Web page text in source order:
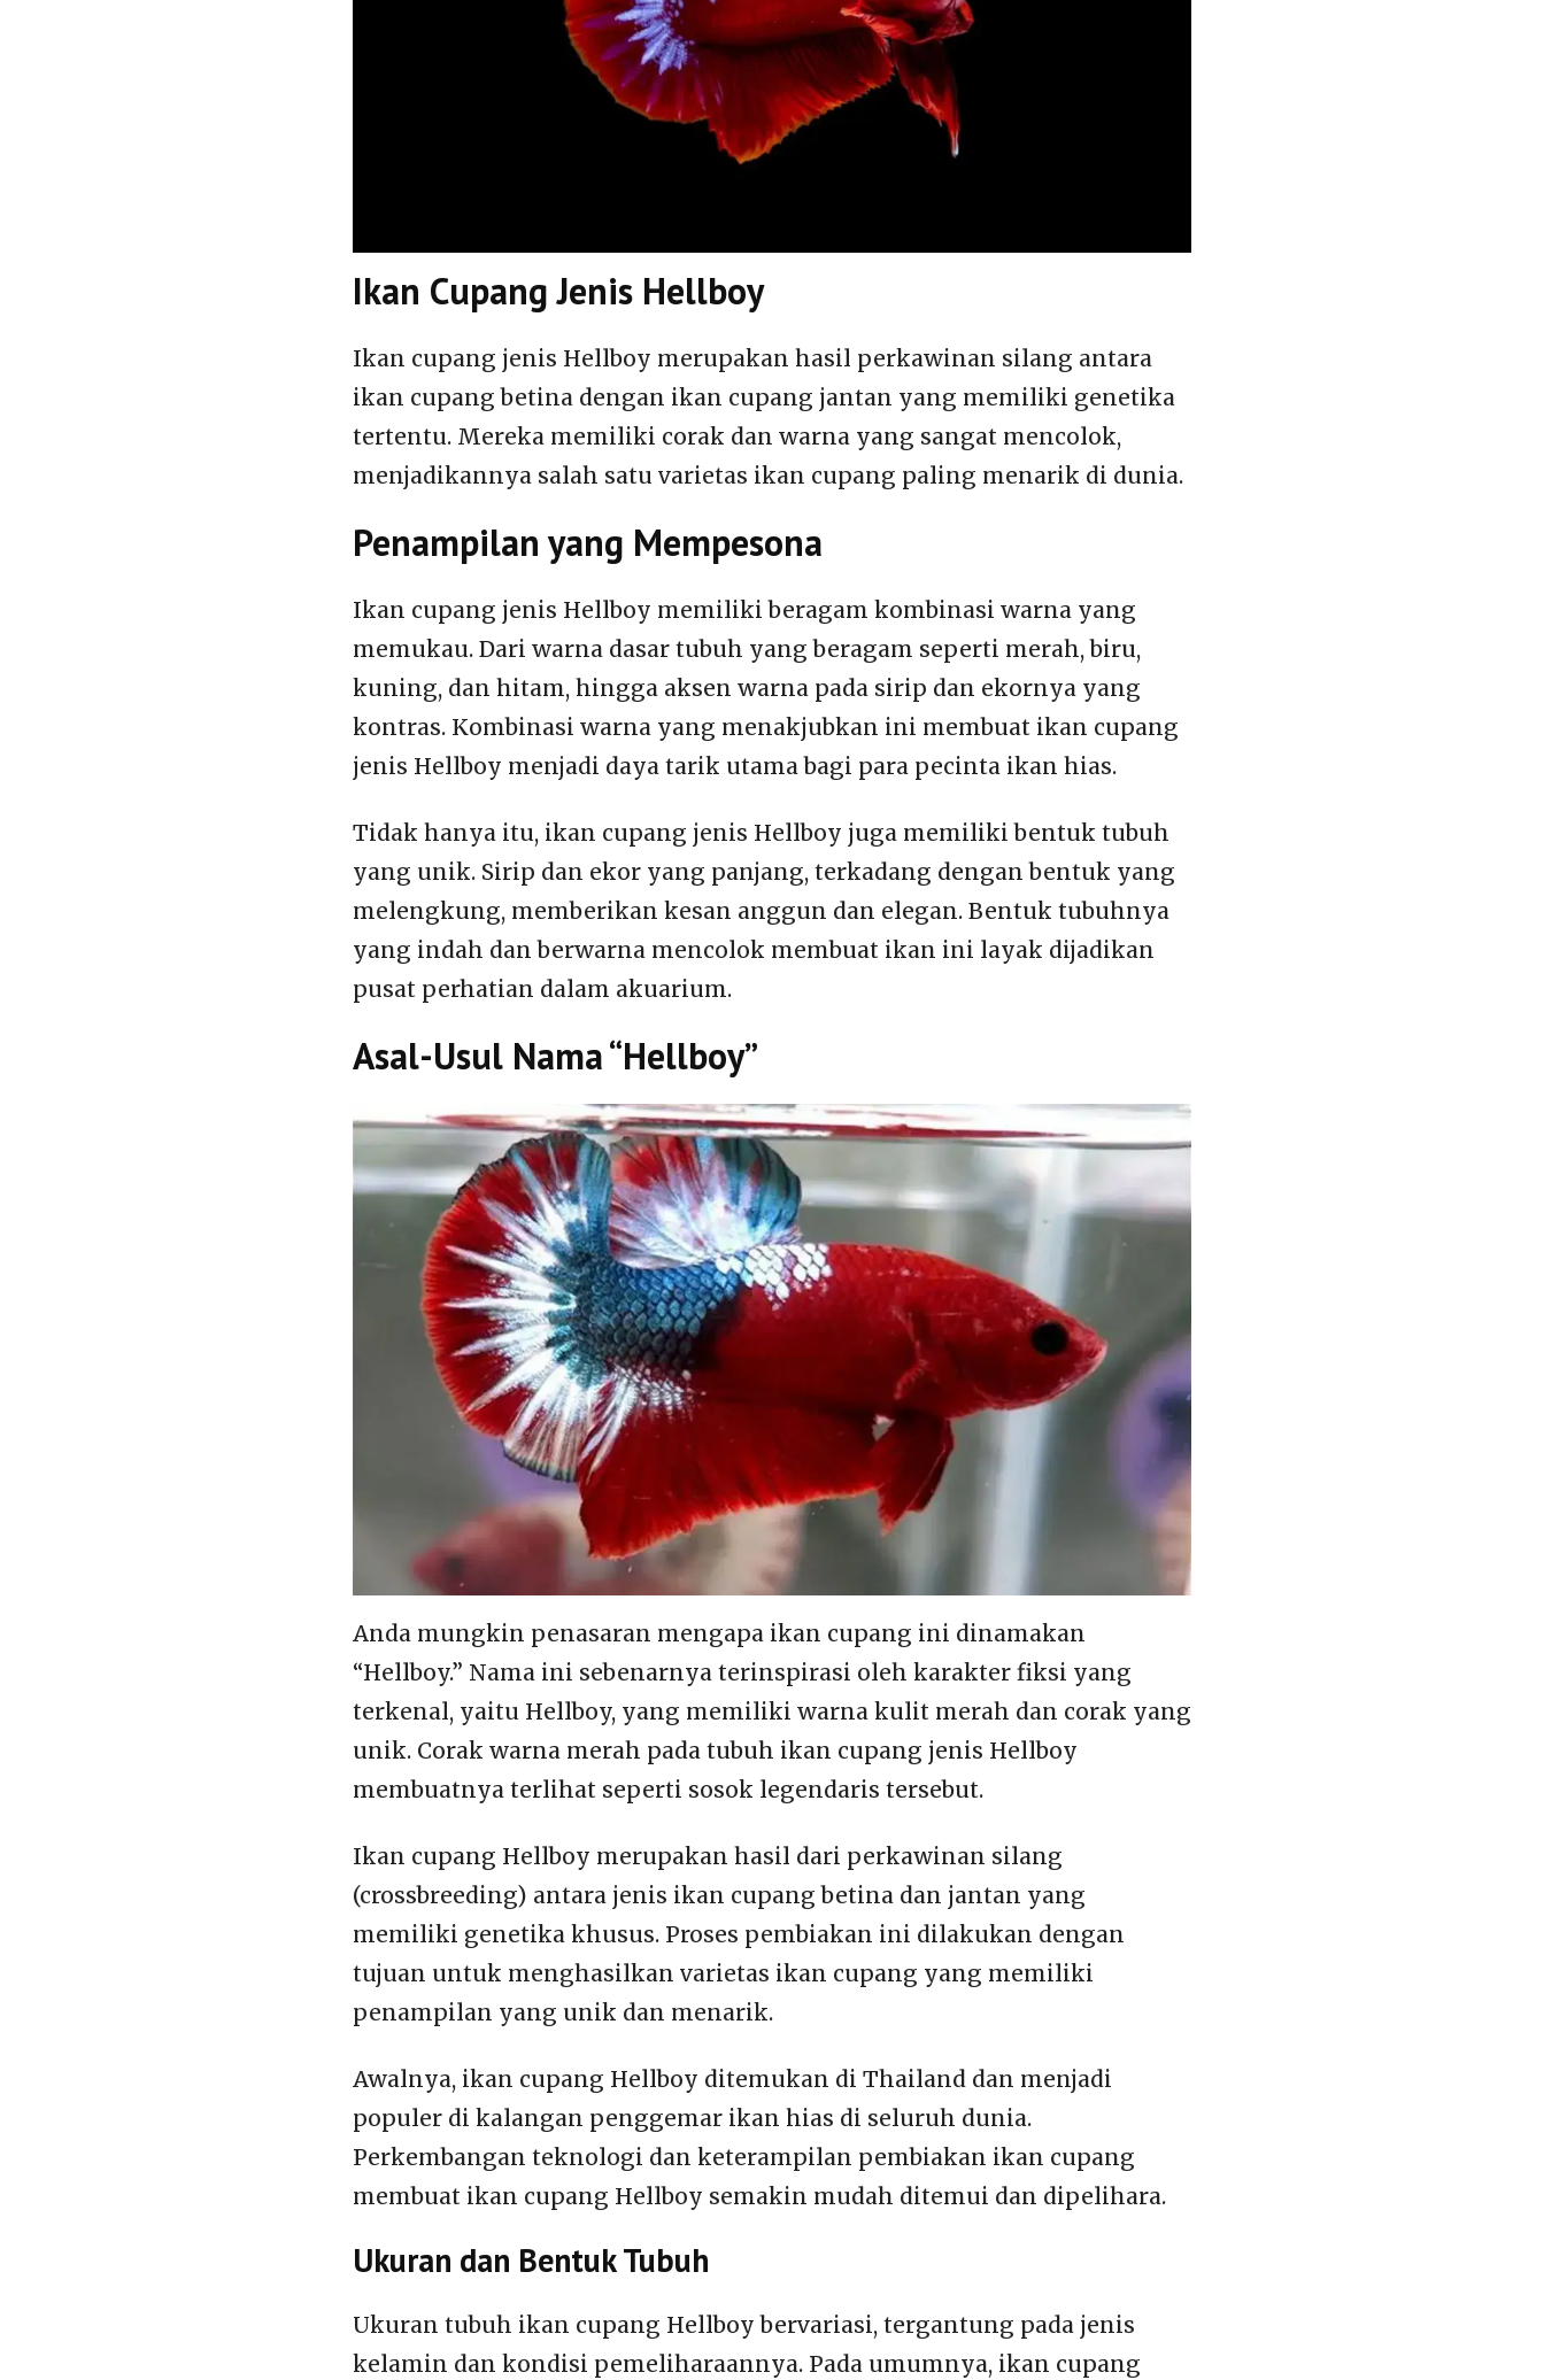
Ikan Cupang Jenis Hellboy
Ikan cupang jenis Hellboy merupakan hasil perkawinan silang antara
ikan cupang betina dengan ikan cupang jantan yang memiliki genetika
tertentu. Mereka memiliki corak dan warna yang sangat mencolok,
menjadikannya salah satu varietas ikan cupang paling menarik di dunia.
Penampilan yang Mempesona
Ikan cupang jenis Hellboy memiliki beragam kombinasi warna yang
memukau. Dari warna dasar tubuh yang beragam seperti merah, biru,
kuning, dan hitam, hingga aksen warna pada sirip dan ekornya yang
kontras. Kombinasi warna yang menakjubkan ini membuat ikan cupang
jenis Hellboy menjadi daya tarik utama bagi para pecinta ikan hias.
Tidak hanya itu, ikan cupang jenis Hellboy juga memiliki bentuk tubuh
yang unik. Sirip dan ekor yang panjang, terkadang dengan bentuk yang
melengkung, memberikan kesan anggun dan elegan. Bentuk tubuhnya
yang indah dan berwarna mencolok membuat ikan ini layak dijadikan
pusat perhatian dalam akuarium.
Asal-Usul Nama “Hellboy”
Anda mungkin penasaran mengapa ikan cupang ini dinamakan
“Hellboy.” Nama ini sebenarnya terinspirasi oleh karakter fiksi yang
terkenal, yaitu Hellboy, yang memiliki warna kulit merah dan corak yang
unik. Corak warna merah pada tubuh ikan cupang jenis Hellboy
membuatnya terlihat seperti sosok legendaris tersebut.
Ikan cupang Hellboy merupakan hasil dari perkawinan silang
(crossbreeding) antara jenis ikan cupang betina dan jantan yang
memiliki genetika khusus. Proses pembiakan ini dilakukan dengan
tujuan untuk menghasilkan varietas ikan cupang yang memiliki
penampilan yang unik dan menarik.
Awalnya, ikan cupang Hellboy ditemukan di Thailand dan menjadi
populer di kalangan penggemar ikan hias di seluruh dunia.
Perkembangan teknologi dan keterampilan pembiakan ikan cupang
membuat ikan cupang Hellboy semakin mudah ditemui dan dipelihara.
Ukuran dan Bentuk Tubuh
Ukuran tubuh ikan cupang Hellboy bervariasi, tergantung pada jenis
kelamin dan kondisi pemeliharaannya. Pada umumnya, ikan cupang